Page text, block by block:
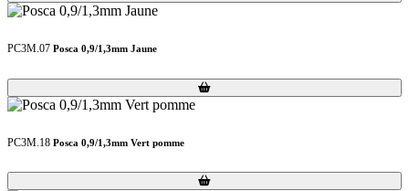
PC3M.07 Posca 0,9/1,3mm Jaune
Loading...
Loading...
PC3M.18 Posca 0,9/1,3mm Vert pomme
Loading...
Loading...